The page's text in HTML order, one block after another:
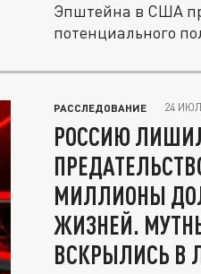
Эпштейна в США
потенциального
РАССЛЕДОВАНИЕ 24
РОССИЮ
МИЛЛИОНЫ
ЖИЗНЕЙ.
ВСКРЫЛИСЬ В